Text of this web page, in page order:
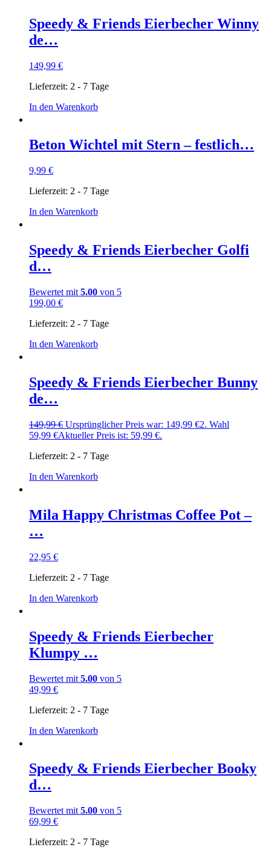
Speedy & Friends Eierbecher Winny
de…
149,99 €
Lieferzeit: 2 - 7 Tage
In den Warenkorb
Beton Wichtel mit Stern – festlich…
9,99 €
Lieferzeit: 2 - 7 Tage
In den Warenkorb
Speedy & Friends Eierbecher Golfi
d…
Bewertet mit 5.00 von 5
199,00 €
Lieferzeit: 2 - 7 Tage
In den Warenkorb
Speedy & Friends Eierbecher Bunny
de…
149,99€ Ursprünglicher Preis war: 149,99 €2. Wahl
59,99 €Aktueller Preis ist: 59,99 €.
Lieferzeit: 2 - 7 Tage
In den Warenkorb
Mila Happy Christmas Coffee Pot –
…
22,95 €
Lieferzeit: 2 - 7 Tage
In den Warenkorb
Speedy & Friends Eierbecher
Klumpy …
Bewertet mit 5.00 von 5
49,99 €
Lieferzeit: 2 - 7 Tage
In den Warenkorb
Speedy & Friends Eierbecher Booky
d…
Bewertet mit 5.00 von 5
69,99 €
Lieferzeit: 2 - 7 Tage